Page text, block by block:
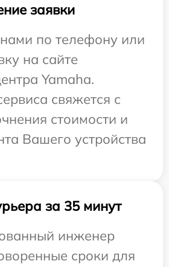
заявки
по телефону или
на сайте
Yamaha.
свяжется с
стоимости и
Вашего устройства
за 35 минут
инженер
сроки для